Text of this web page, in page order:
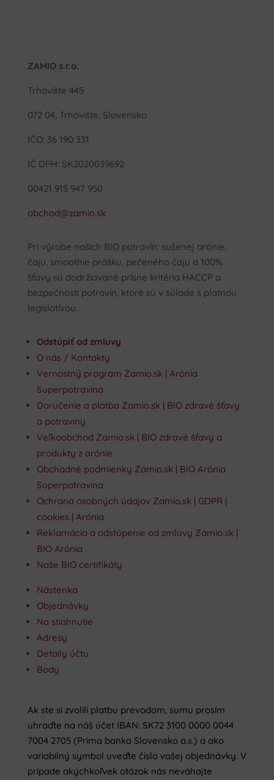
ZAMIO s.r.o.
Trhovište 445
072 04, Trhovište, Slovensko
IČO: 36 190 331
IČ DPH: SK2020039692
00421 915 947 950
obchod@zamio.sk
Pri výrobe našich BIO potravín: sušenej arónie,
čaju, smoothie prášku, pečeného čaju a 100%
šťavy sú dodržiavané prísne kritéria HACCP a
bezpečnosti potravín, ktoré sú v súlade s platnou
legislatívou.
Odstúpiť od zmluvy
O nás / Kontakty
Vernostný program Zamio.sk | Arónia
Superpotravina
Doručenie a platba Zamio.sk | BIO zdravé šťavy
a potraviny
Veľkoobchod Zamio.sk | BIO zdravé šťavy a
produkty z arónie
Obchodné podmienky Zamio.sk | BIO Arónia
Superpotravina
Ochrana osobných údajov Zamio.sk | GDPR |
cookies | Arónia
Reklamácia a odstúpenie od zmluvy Zamio.sk |
BIO Arónia
Naše BIO certifikáty
Nástenka
Objednávky
Na stiahnutie
Adresy
Detaily účtu
Body
Ak ste si zvolili platbu prevodom, sumu prosím
uhraďte na náš účet IBAN: SK72 3100 0000 0044
7004 2705 (Prima banka Slovensko a.s.) a ako
variabilný symbol uveďte číslo vašej objednávky. V
prípade akýchkoľvek otázok nás neváhajte